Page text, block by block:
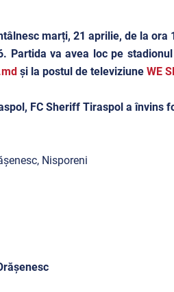
marți, 21 aprilie, de la
Partida va avea loc pe
și la postul de televiziune WE
FC Sheriff Tiraspol a învins
Nisporeni